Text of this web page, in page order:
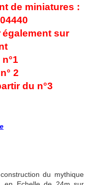
de miniatures :
également sur
2
du n°3
du mythique